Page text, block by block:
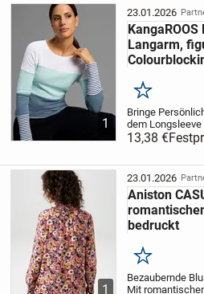
Der Versand beinhaltet Porto-,
Transportkosten!
# KEIN PAYPAL #
* * *
Beachtet auch unsere weiteren
1
23.01.2026
Langarm,
Merken
Bringe
dem Longsleeve
stilsicher
Look den
13,38 €
1
23.01.2026
Aniston
bedruckt
Merken
Bezaubernde
Mit